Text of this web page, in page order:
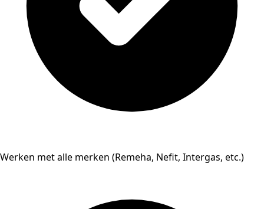
Werken met alle merken (Remeha, Nefit, Intergas, etc.)